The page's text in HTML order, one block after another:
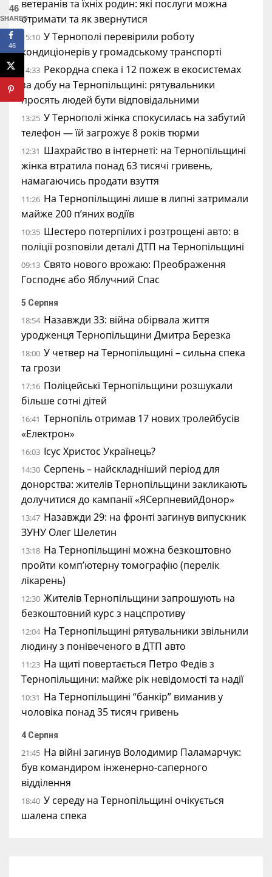
ветеранів та їхніх родин: які послуги можна
отримати та як звернутися
15:10 У Тернополі перевірили роботу
кондиціонерів у громадському транспорті
14:33 Рекордна спека і 12 пожеж в екосистемах
за добу на Тернопільщині: рятувальники
просять людей бути відповідальними
13:25 У Тернополі жінка спокусилась на забутий
телефон — їй загрожує 8 років тюрми
12:31 Шахрайство в інтернеті: на Тернопільщині
жінка втратила понад 63 тисячі гривень,
намагаючись продати взуття
11:26 На Тернопільщині лише в липні затримали
майже 200 п’яних водіїв
10:35 Шестеро потерпілих і розтрощені авто: в
поліції розповіли деталі ДТП на Тернопільщині
09:13 Свято нового врожаю: Преображення
Господнє або Яблучний Спас
5 Серпня
18:54 Назавжди 33: війна обірвала життя
уродженця Тернопільщини Дмитра Березка
18:00 У четвер на Тернопільщині – сильна спека
та грози
17:16 Поліцейські Тернопільщини розшукали
більше сотні дітей
16:41 Тернопіль отримав 17 нових тролейбусів
«Електрон»
16:03 Ісус Христос Українець?
14:30 Серпень – найскладніший період для
донорства: жителів Тернопільщини закликають
долучитися до кампанії «ЯСерпневийДонор»
13:47 Назавжди 29: на фронті загинув випускник
ЗУНУ Олег Шелетин
13:18 На Тернопільщині можна безкоштовно
пройти комп’ютерну томографію (перелік
лікарень)
12:30 Жителів Тернопільщини запрошують на
безкоштовний курс з нацспротиву
12:04 На Тернопільщині рятувальники звільнили
людину з понівеченого в ДТП авто
11:23 На щиті повертається Петро Федів з
Тернопільщини: майже рік невідомості та надії
10:31 На Тернопільщині “банкір” виманив у
чоловіка понад 35 тисяч гривень
4 Серпня
21:45 На війні загинув Володимир Паламарчук:
був командиром інженерно-саперного
відділення
18:40 У середу на Тернопільщині очікується
шалена спека
46
SHARES
46